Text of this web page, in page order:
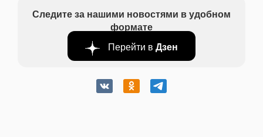
Следите за нашими новостями в удобном
формате
Перейти в Дзен